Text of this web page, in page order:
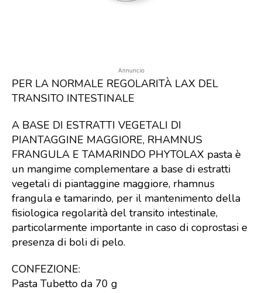
Annuncio
PER LA NORMALE REGOLARITÀ LAX DEL
TRANSITO INTESTINALE
A BASE DI ESTRATTI VEGETALI DI
PIANTAGGINE MAGGIORE, RHAMNUS
FRANGULA E TAMARINDO PHYTOLAX pasta è
un mangime complementare a base di estratti
vegetali di piantaggine maggiore, rhamnus
frangula e tamarindo, per il mantenimento della
fisiologica regolarità del transito intestinale,
particolarmente importante in caso di coprostasi e
presenza di boli di pelo.
CONFEZIONE:
Pasta Tubetto da 70 g